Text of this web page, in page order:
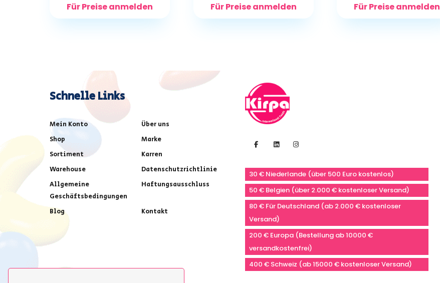
Für Preise anmelden Für Preise anmelden Für Preise anmelden
Schnelle Links
Mein Konto
Über uns
Shop
Marke
Sortiment
Karren
Warehouse
Datenschutzrichtlinie
Allgemeine
Geschäftsbedingungen
Haftungsausschluss
Blog Kontakt
30 € Niederlande (über 500 Euro kostenlos)
50 € Belgien (über 2.000 € kostenloser Versand)
80 € Für Deutschland (ab 2.000 € kostenloser
Versand)
200 € Europa (Bestellung ab 10000 €
versandkostenfrei)
400 € Schweiz (ab 15000 € kostenloser Versand)